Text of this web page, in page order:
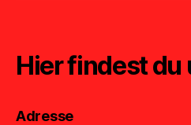
Hier findest du
Adresse